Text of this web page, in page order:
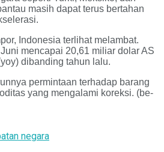
masih dapat terus bertahan
Indonesia terlihat melambat.
mencapai 20,61 miliar dolar AS
dibanding tahun lalu.
permintaan terhadap barang
yang mengalami koreksi. (be-
negara